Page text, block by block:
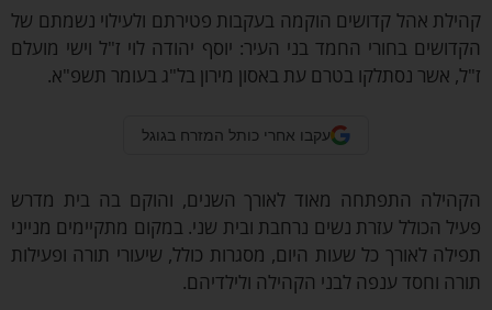
אהל קדושים הוקמה בעקבות פטירתם ולעילוי נשמתם של
בחורי החמד בני העיר: יוסף יהודה לוי ז"ל וישי מועלם
אשר נסתלקו בטרם עת באסון מירון בל"ג בעומר תשפ"א.
עקבו אחרי כותל המזרח בגוגל
התפתחה מאוד לאורך השנים, והוקם בה בית מדרש
הכולל עזרת נשים נרחבת ובית שני. במקום מתקיימים מנייני
לאורך כל שעות היום, מסגרות כולל, שיעורי תורה ופעילות
וחסד ענפה לבני הקהילה ולילדיהם.